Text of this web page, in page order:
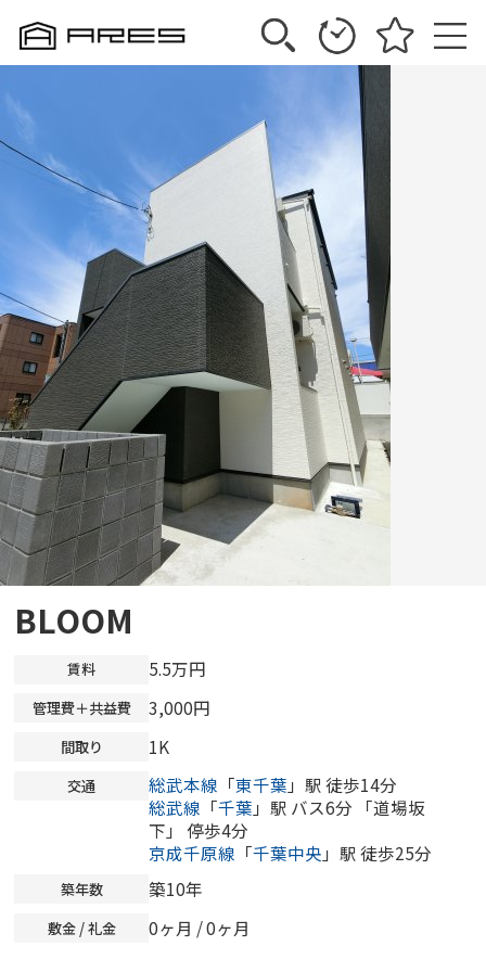
BLOOM
賃料 5.5万円
管理費＋共益費 3,000円
間取り 1K
交通 総武本線 「東千葉 」駅 徒歩14分
総武線 「千葉 」駅 バス6分 「道場坂
下」 停歩4分
京成千原線 「千葉中央 」駅 徒歩25分
築年数 築10年
敷金 / 礼金 0ヶ月 /0ヶ月